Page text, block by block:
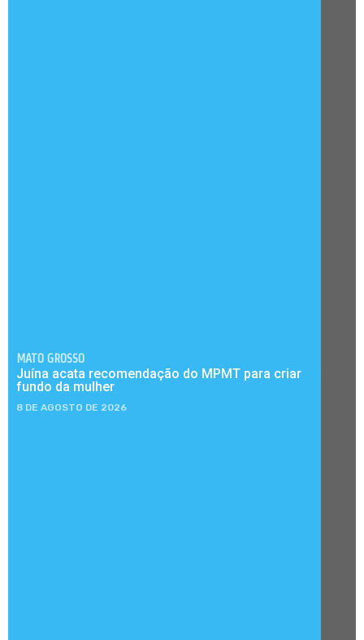
MATO GROSSO
Juína acata recomendação do MPMT para criar
fundo da mulher
8 DE AGOSTO DE 2026